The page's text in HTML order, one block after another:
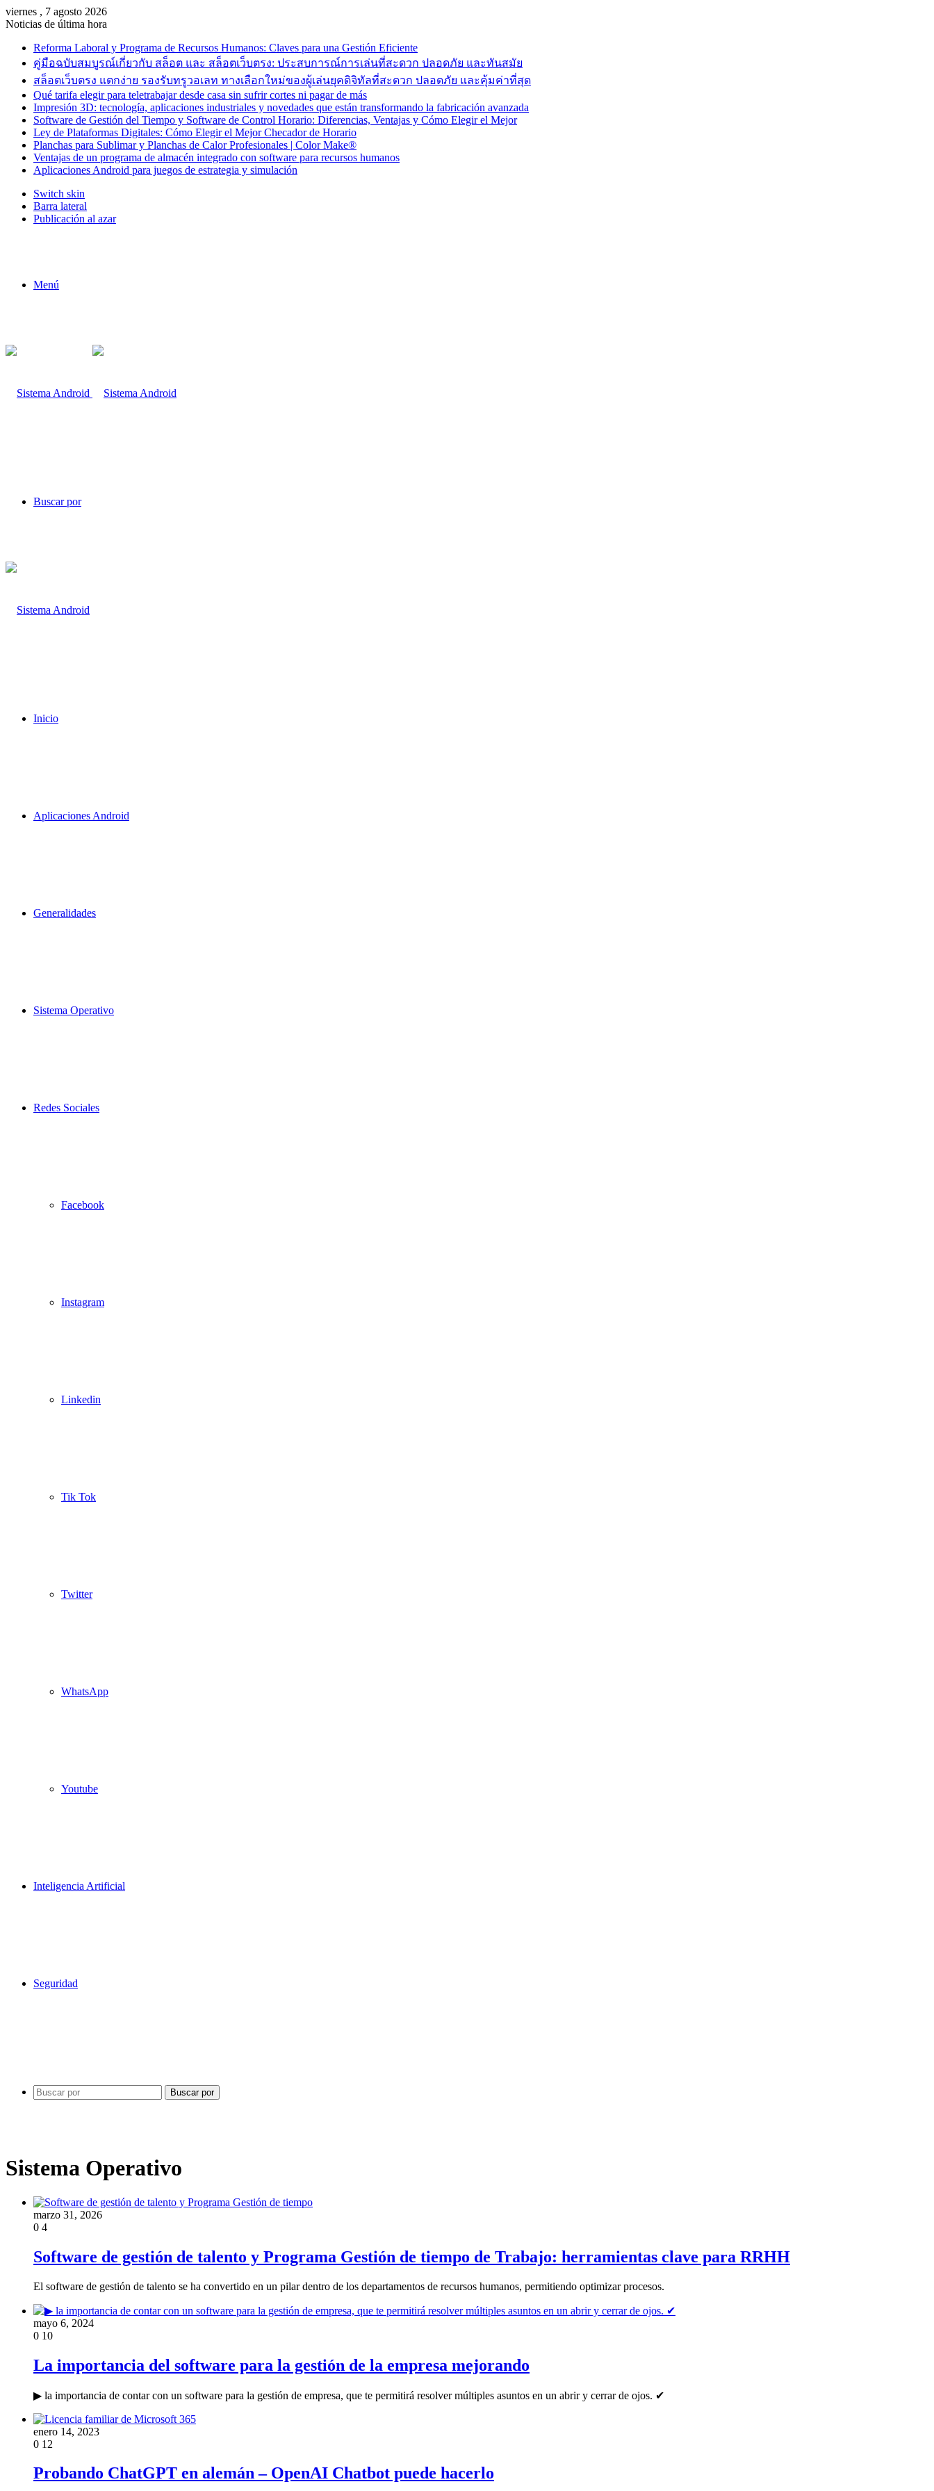
viernes , 7 agosto 2026
Noticias de última hora
Reforma Laboral y Programa de Recursos Humanos: Claves para una Gestión Eficiente
คู่มือฉบับสมบูรณ์เกี่ยวกับ สล็อต และ สล็อตเว็บตรง: ประสบการณ์การเล่นที่สะดวก ปลอดภัย และทันสมัย
สล็อตเว็บตรง แตกง่าย รองรับทรูวอเลท ทางเลือกใหม่ของผู้เล่นยุคดิจิทัลที่สะดวก ปลอดภัย และคุ้มค่าที่สุด
Qué tarifa elegir para teletrabajar desde casa sin sufrir cortes ni pagar de más
Impresión 3D: tecnología, aplicaciones industriales y novedades que están transformando la fabricación avanzada
Software de Gestión del Tiempo y Software de Control Horario: Diferencias, Ventajas y Cómo Elegir el Mejor
Ley de Plataformas Digitales: Cómo Elegir el Mejor Checador de Horario
Planchas para Sublimar y Planchas de Calor Profesionales | Color Make®
Ventajas de un programa de almacén integrado con software para recursos humanos
Aplicaciones Android para juegos de estrategia y simulación
Switch skin
Barra lateral
Publicación al azar
Menú
Buscar por
Inicio
Aplicaciones Android
Generalidades
Sistema Operativo
Redes Sociales
Facebook
Instagram
Linkedin
Tik Tok
Twitter
WhatsApp
Youtube
Inteligencia Artificial
Seguridad
Buscar por
Sistema Operativo
marzo 31, 2026
0 4
Software de gestión de talento y Programa Gestión de tiempo de Trabajo: herramientas clave para RRHH
El software de gestión de talento se ha convertido en un pilar dentro de los departamentos de recursos humanos, permitiendo optimizar procesos.
mayo 6, 2024
0 10
La importancia del software para la gestión de la empresa mejorando
▶ la importancia de contar con un software para la gestión de empresa, que te permitirá resolver múltiples asuntos en un abrir y cerrar de ojos. ✔
enero 14, 2023
0 12
Probando ChatGPT en alemán – OpenAI Chatbot puede hacerlo